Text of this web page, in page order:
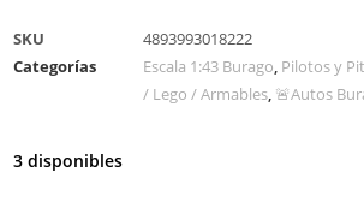
SKU
4893993018222
Categorías
Escala 1:43 Burago, Pilotos y
/ Lego / Armables, 🚨Autos
3 disponibles